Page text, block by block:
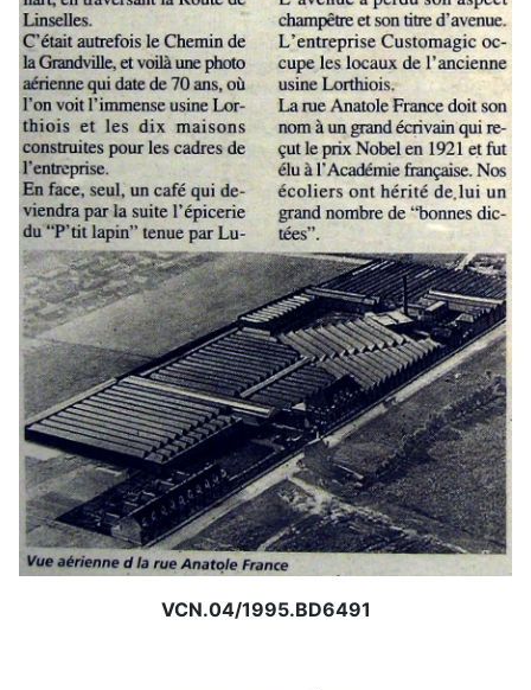
VCN.04/1995.BD6491